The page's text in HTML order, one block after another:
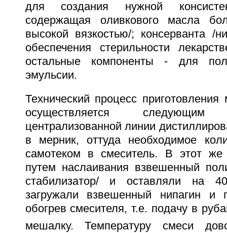
для создания нужной
содержащая оливкового масла
высокой вязкостью/; консерванта /
обеспечения стерильности
остальные компоненты - для
эмульсии.
Технический процесс
осуществляется
централизованной линии
в мерник, оттуда необходимое
самотеком в смеситель. В этот же
путем наслаивания взвешенный
стабилизатор/ и оставляли на
загружали взвешенный нипагин и
обогрев смесителя, т.е. подачу в
мешалку. Температуру смеси